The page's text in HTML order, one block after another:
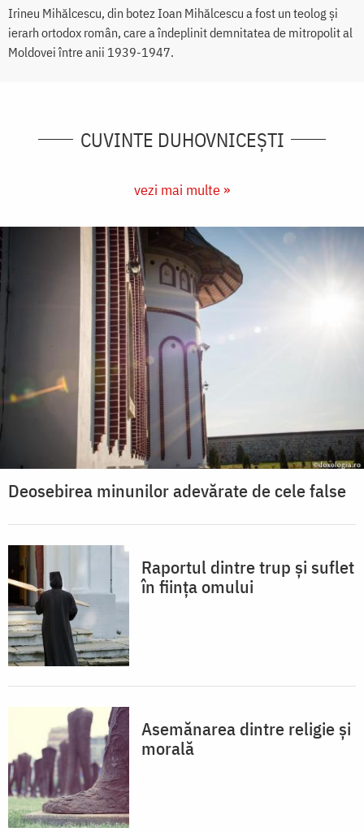
Irineu Mihălcescu, din botez Ioan Mihălcescu a fost un teolog și
ierarh ortodox român, care a îndeplinit demnitatea de mitropolit al
Moldovei între anii 1939-1947.
CUVINTE DUHOVNICEȘTI
vezi mai multe »
Deosebirea minunilor adevărate de cele false
Raportul dintre trup și suflet
în ființa omului
Asemănarea dintre religie și
morală